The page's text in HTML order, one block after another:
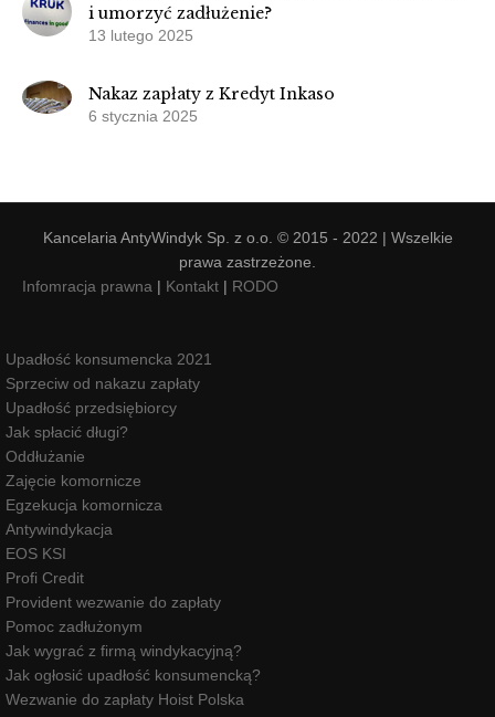
i umorzyć zadłużenie?
13 lutego 2025
Nakaz zapłaty z Kredyt Inkaso
6 stycznia 2025
Kancelaria AntyWindyk Sp. z o.o. © 2015 - 2022 | Wszelkie
prawa zastrzeżone.
Infomracja prawna | Kontakt | RODO
Upadłość konsumencka 2021
Sprzeciw od nakazu zapłaty
Upadłość przedsiębiorcy
Jak spłacić długi?
Oddłużanie
Zajęcie komornicze
Egzekucja komornicza
Antywindykacja
EOS KSI
Profi Credit
Provident wezwanie do zapłaty
Pomoc zadłużonym
Jak wygrać z firmą windykacyjną?
Jak ogłosić upadłość konsumencką?
Wezwanie do zapłaty Hoist Polska